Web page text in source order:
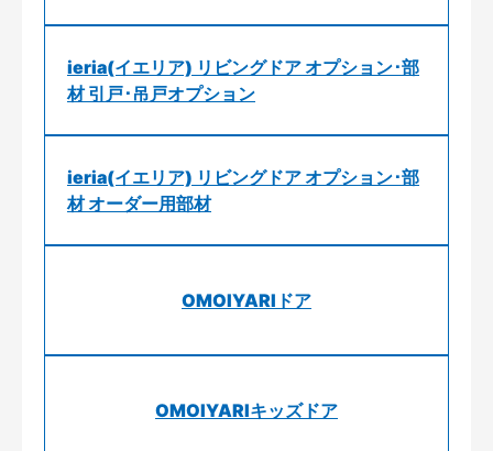
ieria(イエリア) リビングドア オプション･部
材 引戸･吊戸オプション
ieria(イエリア) リビングドア オプション･部
材 オーダー用部材
OMOIYARIドア
OMOIYARIキッズドア